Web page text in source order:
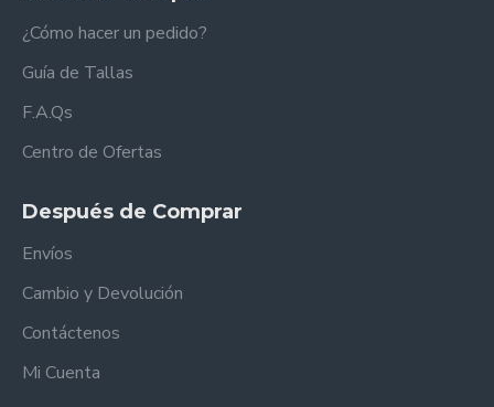
¿Cómo hacer un pedido?
Guía de Tallas
F.A.Qs
Centro de Ofertas
Después de Comprar
Envíos
Cambio y Devolución
Contáctenos
Mi Cuenta